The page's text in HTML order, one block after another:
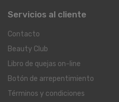
Servicios al cliente
Contacto
Beauty Club
Libro de quejas on-line
Botón de arrepentimiento
Términos y condiciones